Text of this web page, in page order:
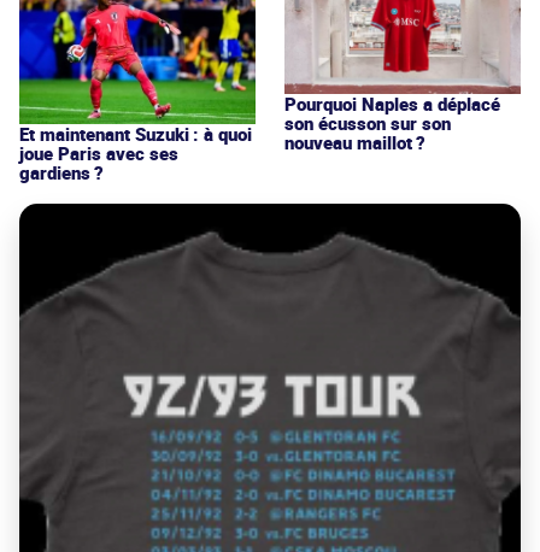
Et maintenant Suzuki : à quoi
joue Paris avec ses
gardiens ?
Pourquoi Naples a déplacé
son écusson sur son
nouveau maillot ?